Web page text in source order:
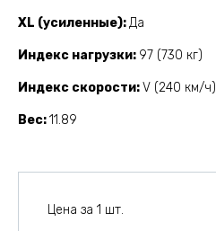
XL (усиленные) Да
Индекс нагрузки 97 (730 кг)
Индекс скорости V (240 км/ч)
Вес 11.89
Цена за 1 шт.